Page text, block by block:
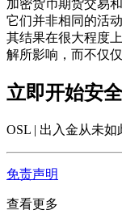
加密货币期货交易
它们并非相同的活
其结果在很大程度
解所影响，而不仅
立即开始安
OSL | 出入金从未如
免责声明
查看更多